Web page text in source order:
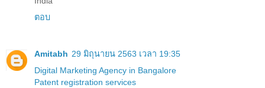
ตอบ
Amitabh 29 มิถุนายน 2563 เวลา 19:35
Digital Marketing Agency in Bangalore
Patent registration services